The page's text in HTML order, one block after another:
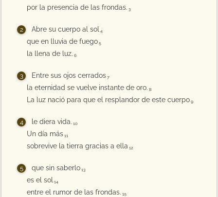
por la presencia de las frondas. 3
Abre su cuerpo al sol 4
que en lluvia de fuego 5
la llena de luz. 6
Entre sus ojos cerrados 7
la eternidad se vuelve instante de oro. 8
La luz nació para que el resplandor de este cuerpo 9
le diera vida. 10
Un día más 11
sobrevive la tierra gracias a ella 12
que sin saberlo 13
es el sol 14
entre el rumor de las frondas. 15